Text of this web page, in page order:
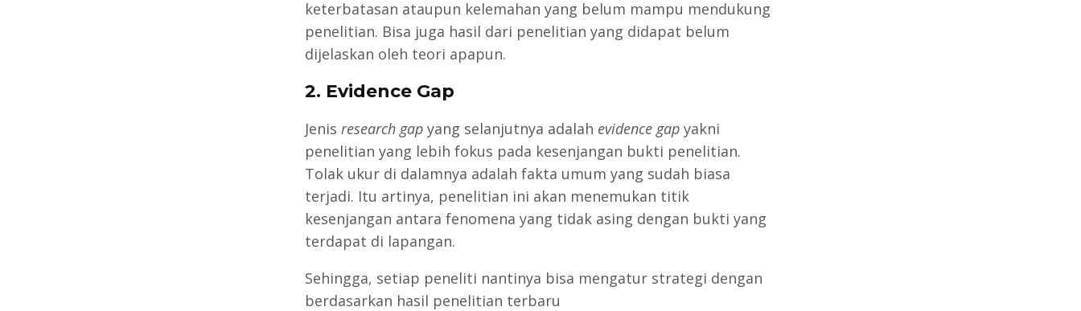
keterbatasan ataupun kelemahan yang belum mampu mendukung
penelitian. Bisa juga hasil dari penelitian yang didapat belum
dijelaskan oleh teori apapun.
2. Evidence Gap
Jenis research gapyang selanjutnya adalah evidence gapyakni
penelitian yang lebih fokus pada kesenjangan bukti penelitian.
Tolak ukur di dalamnya adalah fakta umum yang sudah biasa
terjadi. Itu artinya, penelitian ini akan menemukan titik
kesenjangan antara fenomena yang tidak asing dengan bukti yang
terdapat di lapangan.
Sehingga, setiap peneliti nantinya bisa mengatur strategi dengan
berdasarkan hasil penelitian terbaru